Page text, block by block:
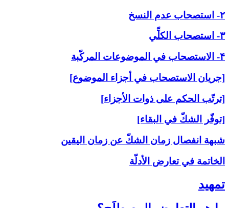
۲- استصحاب عدم النسخ
۳- استصحاب الكلِّي
۴- الاستصحاب في الموضوعات المركّبة
[جريان الاستصحاب في أجزاء الموضوع]
[ترتّب الحكم على ذوات الأجزاء]
[توفّر الشكّ في البقاء]
شبهة انفصال زمان الشكّ عن زمان اليقين
الخاتمة في تعارض الأدلّة
تمهيد